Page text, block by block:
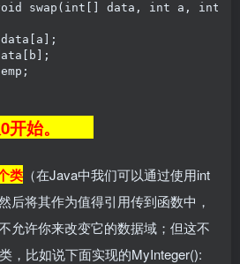
swap(int[] data, int a, int
0开始。
类 （在Java中我们可以通过使用int
将其作为值得引用传到函数中，
允许你来改变它的数据域；但这不
，比如说下面实现的MyInteger():